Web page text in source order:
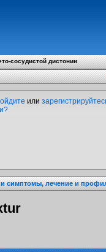
сосудистой дистонии
или
симптомы, лечение и